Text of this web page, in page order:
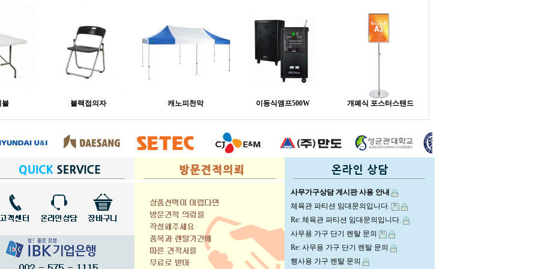
블 블랙접의자 캐노피천막 이동식앰프500W 개폐식 포스터스탠드
사무가구상담 게시판 사용 안내
체육관 파티션 임대문의입니다.
Re: 체육관 파티션 임대문의입니다.
사무용 가구 단기 렌탈 문의
Re: 사무용 가구 단기 렌탈 문의
행사용 가구 렌탈 문의